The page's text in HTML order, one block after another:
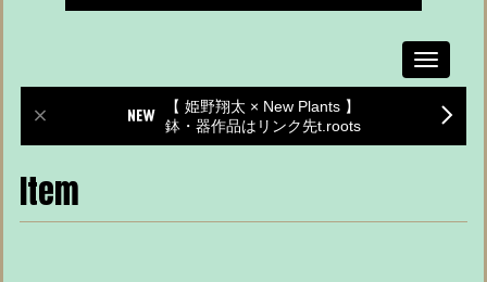
Toggle
【 姫野翔太 × New Plants 】
鉢・器作品はリンク先t.roots
Item